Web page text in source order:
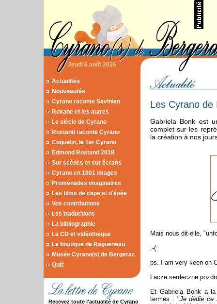
Jeudi 6 août 2026
Actualités
Nouveautés
Cyrano raconte Savinien
Roxane et les autres
Le siècle de Cyrano
Rostand raconte Cyrano
Coquelin, le 1er Cyrano
Edmond Rostand 2018
Sur scènes et sur écrans
Cyrano en 1001 images
Promenades imaginaires
Les films de cape et d'épée
Vos contributions
Les traductions
La bibliographie
La CD et vidéothèque
La boutique de Ragueneau
Musée Cyrano(s) de Bergerac
Quiz
Recevez toute l'actualité de Cyrano
Les Cyrano de
Gabriela Bonk est
complet sur les
la création à nos
Mais nous dit-elle,
:-(
ps. I am very keen on
Lacze serdeczne
Et Gabriela Bonk a
termes : "Je dédie ce